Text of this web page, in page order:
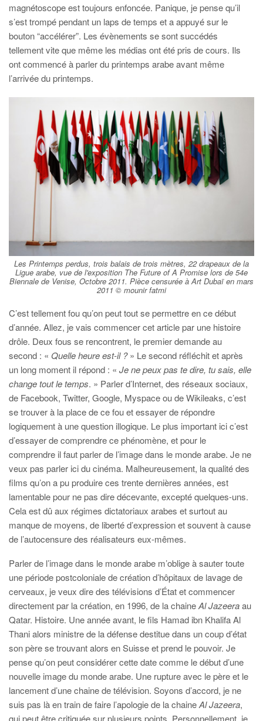
magnétoscope est toujours enfoncée. Panique, je pense qu’il
s’est trompé pendant un laps de temps et a appuyé sur le
bouton “accélérer”. Les évènements se sont succédés
tellement vite que même les médias ont été pris de cours. Ils
ont commencé à parler du printemps arabe avant même
l’arrivée du printemps.
Les Printemps perdus, trois balais de trois mètres, 22 drapeaux de la
Ligue arabe, vue de l'exposition The Future of A Promise lors de 54e
Biennale de Venise, Octobre 2011. Pièce censurée à Art Dubaï en mars
2011 © mounir fatmi
C’est tellement fou qu’on peut tout se permettre en ce début
d’année. Allez, je vais commencer cet article par une histoire
drôle. Deux fous se rencontrent, le premier demande au
second : « Quelle heure est-il ?» Le second réfléchit et après
un long moment il répond : « Je ne peux pas te dire, tu sais, elle
change tout le temps. » Parler d’Internet, des réseaux sociaux,
de Facebook, Twitter, Google, Myspace ou de Wikileaks, c’est
se trouver à la place de ce fou et essayer de répondre
logiquement à une question illogique. Le plus important ici c’est
d’essayer de comprendre ce phénomène, et pour le
comprendre il faut parler de l’image dans le monde arabe. Je ne
veux pas parler ici du cinéma. Malheureusement, la qualité des
films qu’on a pu produire ces trente dernières années, est
lamentable pour ne pas dire décevante, excepté quelques-uns.
Cela est dû aux régimes dictatoriaux arabes et surtout au
manque de moyens, de liberté d’expression et souvent à cause
de l’autocensure des réalisateurs eux-mêmes.
Parler de l’image dans le monde arabe m’oblige à sauter toute
une période postcoloniale de création d’hôpitaux de lavage de
cerveaux, je veux dire des télévisions d’État et commencer
directement par la création, en 1996, de la chaineAl Jazeeraau
Qatar. Histoire. Une année avant, le fils Hamad ibn Khalifa Al
Thani alors ministre de la défense destitue dans un coup d’état
son père se trouvant alors en Suisse et prend le pouvoir. Je
pense qu’on peut considérer cette date comme le début d’une
nouvelle image du monde arabe. Une rupture avec le père et le
lancement d’une chaine de télévision. Soyons d’accord, je ne
suis pas là en train de faire l’apologie de la chaineAl Jazeera,
qui peut être critiquée sur plusieurs points. Personnellement, je